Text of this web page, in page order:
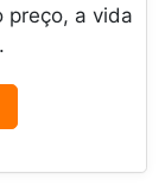
preço, a vida